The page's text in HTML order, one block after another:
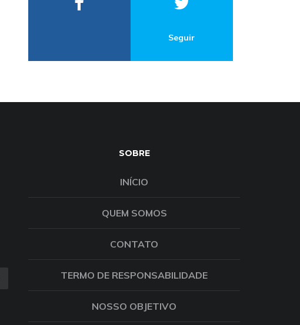
Seguir
SOBRE
INÍCIO
QUEM SOMOS
CONTATO
TERMO DE RESPONSABILIDADE
NOSSO OBJETIVO